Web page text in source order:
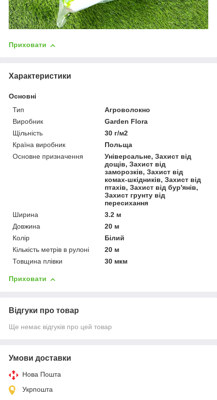
Приховати
Характеристики
Основні
Тип
Агроволокно
Виробник
Garden Flora
Щільність
30 г/м2
Країна виробник
Польща
Основне призначення
Універсальне, Захист від
дощів, Захист від
заморозків, Захист від
комах-шкідників, Захист від
птахів, Захист від бур'янів,
Захист грунту від
пересихання
Ширина
3.2 м
Довжина
20 м
Колір
Білий
Кількість метрів в рулоні
20 м
Товщина плівки
30 мкм
Приховати
Відгуки про товар
Ще немає відгуків про цей товар
Умови доставки
Нова Пошта
Укрпошта